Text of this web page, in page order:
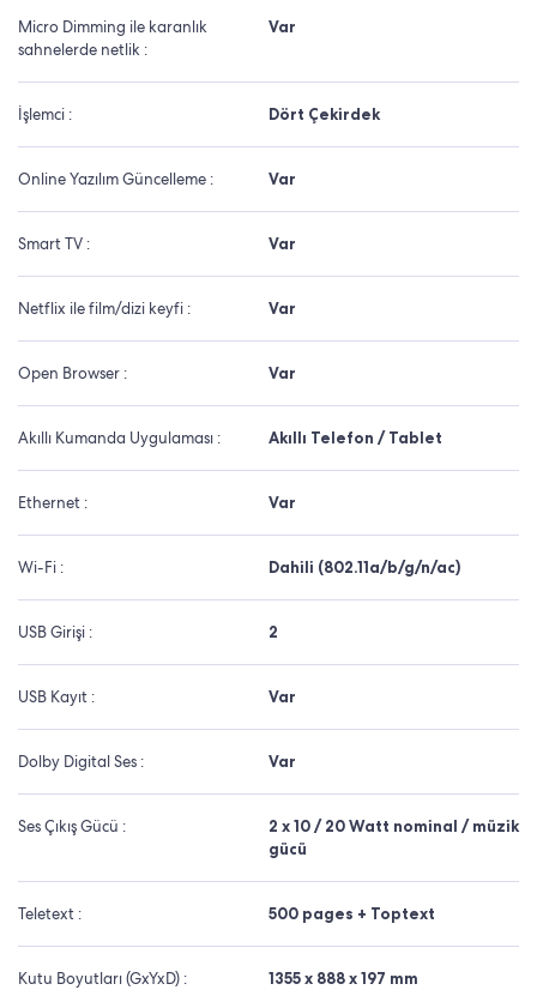
Micro Dimming ile karanlık
sahnelerde netlik :
Var
İşlemci : Dört Çekirdek
Online Yazılım Güncelleme : Var
Smart TV : Var
Netflix ile film/dizi keyfi : Var
Open Browser : Var
Akıllı Kumanda Uygulaması : Akıllı Telefon / Tablet
Ethernet : Var
Wi-Fi : Dahili (802.11a/b/g/n/ac)
USB Girişi : 2
USB Kayıt : Var
Dolby Digital Ses : Var
Ses Çıkış Gücü :
2 x 10 / 20 Watt nominal / müzik
gücü
Teletext : 500 pages + Toptext
Kutu Boyutları (GxYxD) : 1355 x 888 x 197 mm